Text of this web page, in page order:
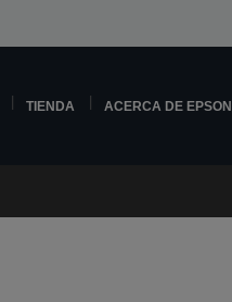
TIENDA ACERCA DE EPSON